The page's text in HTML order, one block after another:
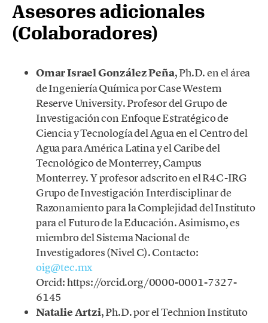
Asesores adicionales
(Colaboradores)
Omar Israel González Peña, Ph.D. en el área
de Ingeniería Química por Case Western
Reserve University. Profesor del Grupo de
Investigación con Enfoque Estratégico de
Ciencia y Tecnología del Agua en el Centro del
Agua para América Latina y el Caribe del
Tecnológico de Monterrey, Campus
Monterrey. Y profesor adscrito en el R4C-IRG
Grupo de Investigación Interdisciplinar de
Razonamiento para la Complejidad del Instituto
para el Futuro de la Educación. Asimismo, es
miembro del Sistema Nacional de
Investigadores (Nivel C). Contacto:
oig@tec.mx
Orcid: https://orcid.org/0000-0001-7327-
6145
Natalie Artzi, Ph.D. por el Technion Instituto